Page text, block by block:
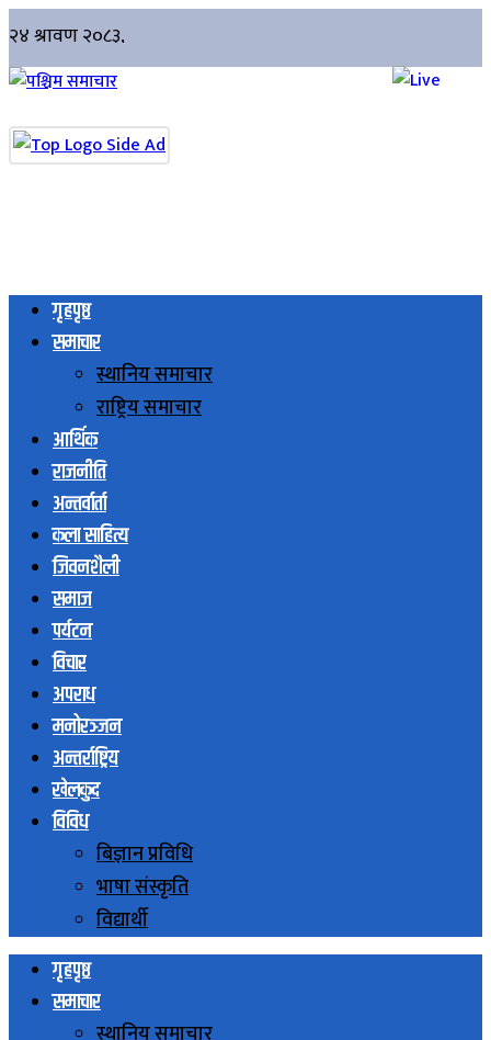
गृहपृष्ठ
समाचार
स्थानिय समाचार
राष्ट्रिय समाचार
आर्थिक
राजनीति
अन्तर्वार्ता
कला साहित्य
जिवनशैली
समाज
पर्यटन
विचार
अपराध
मनोरञ्जन
अन्तर्राष्ट्रिय
खेलकुद
विविध
बिज्ञान प्रविधि
भाषा संस्कृति
विद्यार्थी
गृहपृष्ठ
समाचार